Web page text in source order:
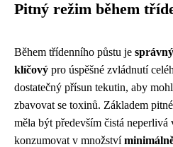
Pitný režim během
Během třídenního půstu je
klíčový pro úspěšné zvládnutí
dostatečný přísun tekutin, aby
zbavovat se toxinů. Základem
měla být především čistá neperlivá
konzumovat v množství